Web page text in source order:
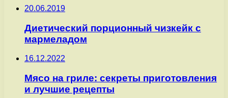
20.06.2019
Диетический порционный чизкейк с
мармеладом
16.12.2022
Мясо на гриле: секреты приготовления
и лучшие рецепты